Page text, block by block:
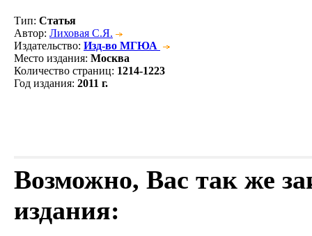
Тип: Статья
Автор: Лиховая С.Я.
Издательство: Изд-во МГЮА
Место издания: Москва
Количество страниц: 1214-1223
Год издания: 2011 г.
Возможно, Вас так же
издания: